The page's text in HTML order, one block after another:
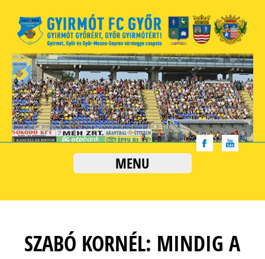
MENU
SZABÓ KORNÉL: MINDIG A